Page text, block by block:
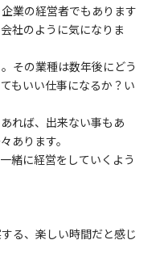
業の経営者でもあります
社のように気になりま
その業種は数年後にどう
もいい仕事になるか？い
れば、出来ない事もあ
あります。
緒に経営をしていくよう
る、楽しい時間だと感じ